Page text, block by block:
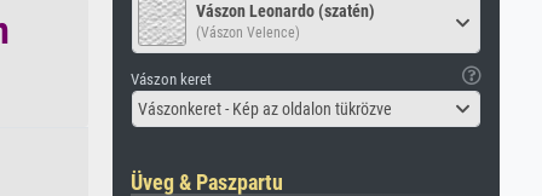
Vászon Leonardo (szatén)
(Vászon Velence)
Vászon keret
Vászonkeret - Kép az oldalon tükrözve
Üveg & Paszpartu